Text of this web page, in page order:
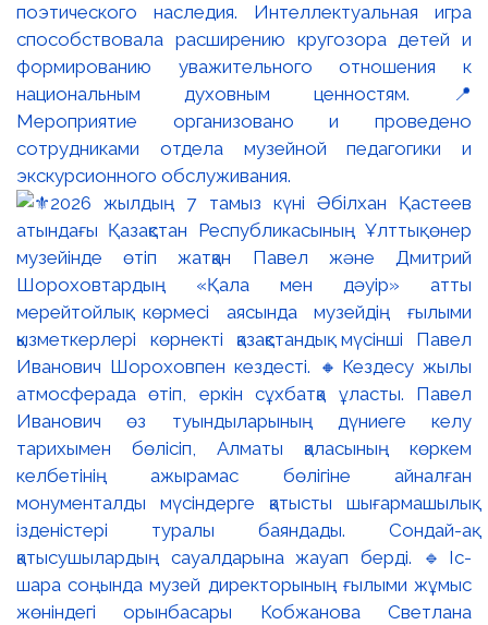
поэтического наследия. Интеллектуальная игра
способствовала расширению кругозора детей и
формированию уважительного отношения к
национальным духовным ценностям. 📍
Мероприятие организовано и проведено
сотрудниками отдела музейной педагогики и
экскурсионного обслуживания.